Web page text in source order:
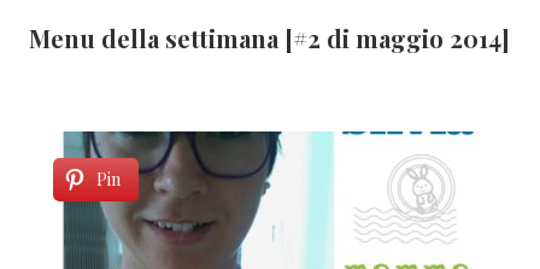
Menu della settimana [#2 di maggio 2014]
Pin